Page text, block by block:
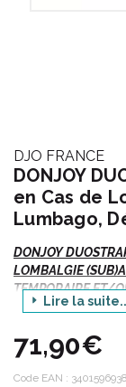
DJO FRANCE
DONJOY
en Cas de
Lumbago,
DONJOY
LOMBALGIE
TEMPORAIRE ET/
PREVENTION D'
Hauteur : 26 cm.
Lire la
71,90€
Code EAN :